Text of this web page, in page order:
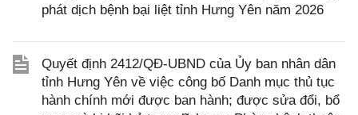
phát dịch bệnh bại liệt tỉnh Hưng Yên năm 2026
Quyết định 2412/QĐ-UBND của Ủy ban nhân dân
tỉnh Hưng Yên về việc công bố Danh mục thủ tục
hành chính mới được ban hành; được sửa đổi, bổ